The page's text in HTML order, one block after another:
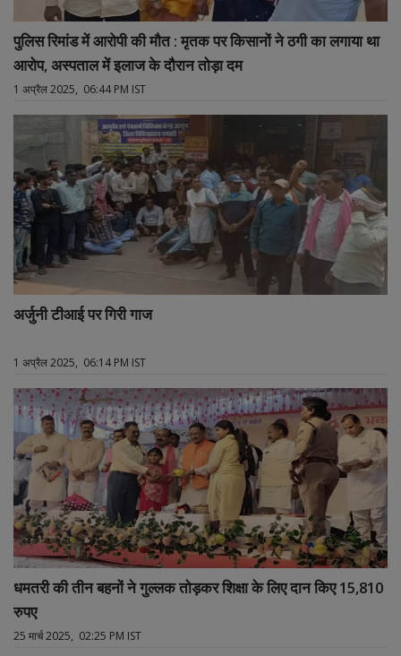
पुलिस रिमांड में आरोपी की मौत : मृतक पर किसानों ने ठगी का लगाया था
आरोप, अस्पताल में इलाज के दौरान तोड़ा दम
1 अप्रैल 2025, 06:44 PM IST
अर्जुनी टीआई पर गिरी गाज
1 अप्रैल 2025, 06:14 PM IST
धमतरी की तीन बहनों ने गुल्लक तोड़कर शिक्षा के लिए दान किए 15,810
रुपए
25 मार्च 2025, 02:25 PM IST